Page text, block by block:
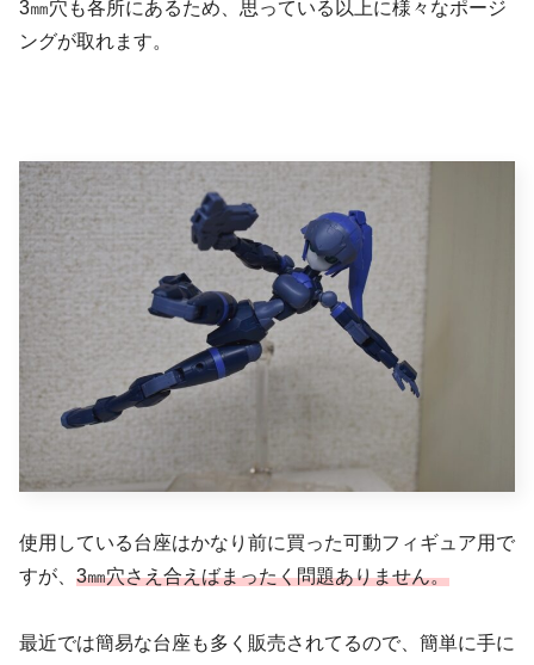
3㎜穴も各所にあるため、思っている以上に様々なポージ
ングが取れます。
使用している台座はかなり前に買った可動フィギュア用で
すが、 3㎜穴さえ合えばまったく問題ありません。
最近では簡易な台座も多く販売されてるので、簡単に手に